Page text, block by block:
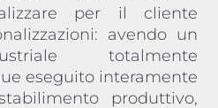
per il cliente
avendo un
totalmente
eseguito interamente
produttivo,